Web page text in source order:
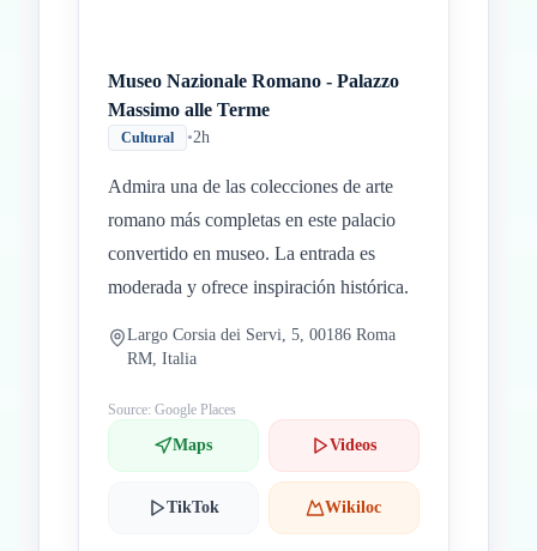
Museo Nazionale Romano - Palazzo
Massimo alle Terme
Cultural •2h
Admira una de las colecciones de arte
romano más completas en este palacio
convertido en museo. La entrada es
moderada y ofrece inspiración histórica.
Largo Corsia dei Servi, 5, 00186 Roma
RM, Italia
Source: Google Places
Maps Videos
TikTok Wikiloc